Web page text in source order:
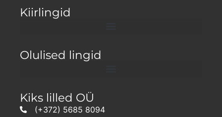
Kiirlingid
Olulised lingid
Kiks lilled OÜ
(+372) 5685 8094